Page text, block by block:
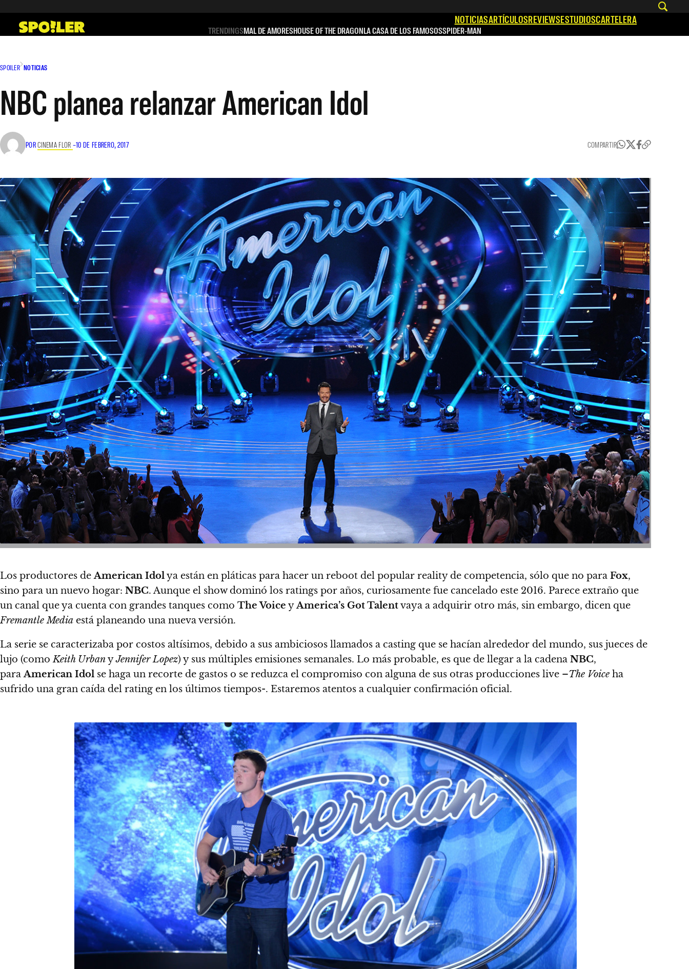
contenido
NOTICIASARTÍCULOSREVIEWSESTUDIOSCARTELERA
TRENDINGSMAL DE AMORESHOUSE OF THE DRAGONLA CASA DE LOS FAMOSOSSPIDER-MAN
SPOILER NOTICIAS
NBC planea relanzar American Idol
PORCINEMA FLOR –10 DE FEBRERO, 2017 COMPARTIR
Los productores deAmerican Idolya están en pláticas para hacer un reboot del popular reality de competencia, sólo que no para Fox,
sino para un nuevo hogar: NBC. Aunque el show dominó los ratings por años, curiosamente fue cancelado este 2016. Parece extraño que
un canal que ya cuenta con grandes tanques como The Voice yAmerica’s Got Talentvaya a adquirir otro más, sin embargo, dicen que
Fremantle Media está planeando una nueva versión.
La serie se caracterizaba por costos altísimos, debido a sus ambiciosos llamados a casting que se hacían alrededor del mundo, sus jueces de
lujo (comoKeith UrbanyJennifer Lopez) y sus múltiples emisiones semanales. Lo más probable, es que de llegar a la cadena NBC,
paraAmerican Idol se haga un recorte de gastos o se reduzca el compromiso con alguna de sus otras producciones live –The Voice ha
sufrido una gran caída del rating en los últimos tiempos-. Estaremos atentos a cualquier confirmación oficial.